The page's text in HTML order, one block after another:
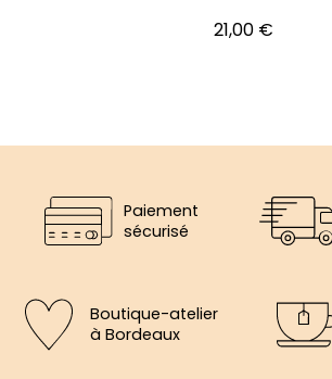
Prix
21,00 €
Paiement
sécurisé
Boutique-atelier
à Bordeaux